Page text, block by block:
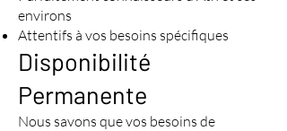
environs
Attentifs à vos besoins spécifiques
Disponibilité
Permanente
Nous savons que vos besoins de